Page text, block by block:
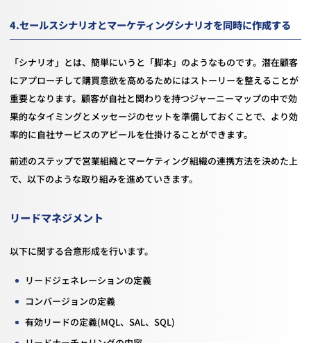
4.セールスシナリオとマーケティングシナリオを同時に作成する
「シナリオ」とは、簡単にいうと「脚本」のようなものです。潜在顧客
にアプローチして購買意欲を高めるためにはストーリーを整えることが
重要となります。顧客が自社と関わりを持つジャーニーマップの中で効
果的なタイミングとメッセージのセットを準備しておくことで、より効
率的に自社サービスのアピールを仕掛けることができます。
前述のステップで営業組織とマーケティング組織の連携方法を決めた上
で、以下のような取り組みを進めていきます。
リードマネジメント
以下に関する合意形成を行います。
リードジェネレーションの定義
コンバージョンの定義
有効リードの定義(MQL、SAL、SQL)